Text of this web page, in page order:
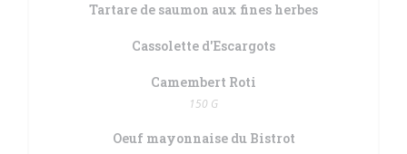
Tartare de saumon aux fines herbes
Cassolette d'Escargots
Camembert Roti
150 G
Oeuf mayonnaise du Bistrot